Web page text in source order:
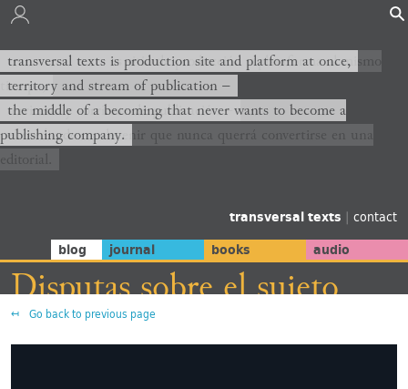
transversal texts es sitio de producción y plataforma al mismo
tiempo,
territorio y corriente de publicación −
el medio de un devenir que nunca querrá convertirse en una
editorial.
transversal texts is production site and platform at once,
territory and stream of publication −
the middle of a becoming that never wants to become a
publishing company.
transversal texts | contact
blog journal books audio
Disputas sobre el sujeto
Go back to previous page